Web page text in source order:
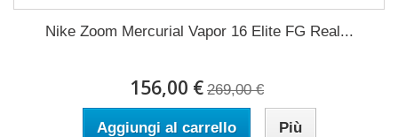
Nike Zoom Mercurial Vapor 16 Elite FG Real...
156,00 € 269,00 €
Aggiungi al carrello Più